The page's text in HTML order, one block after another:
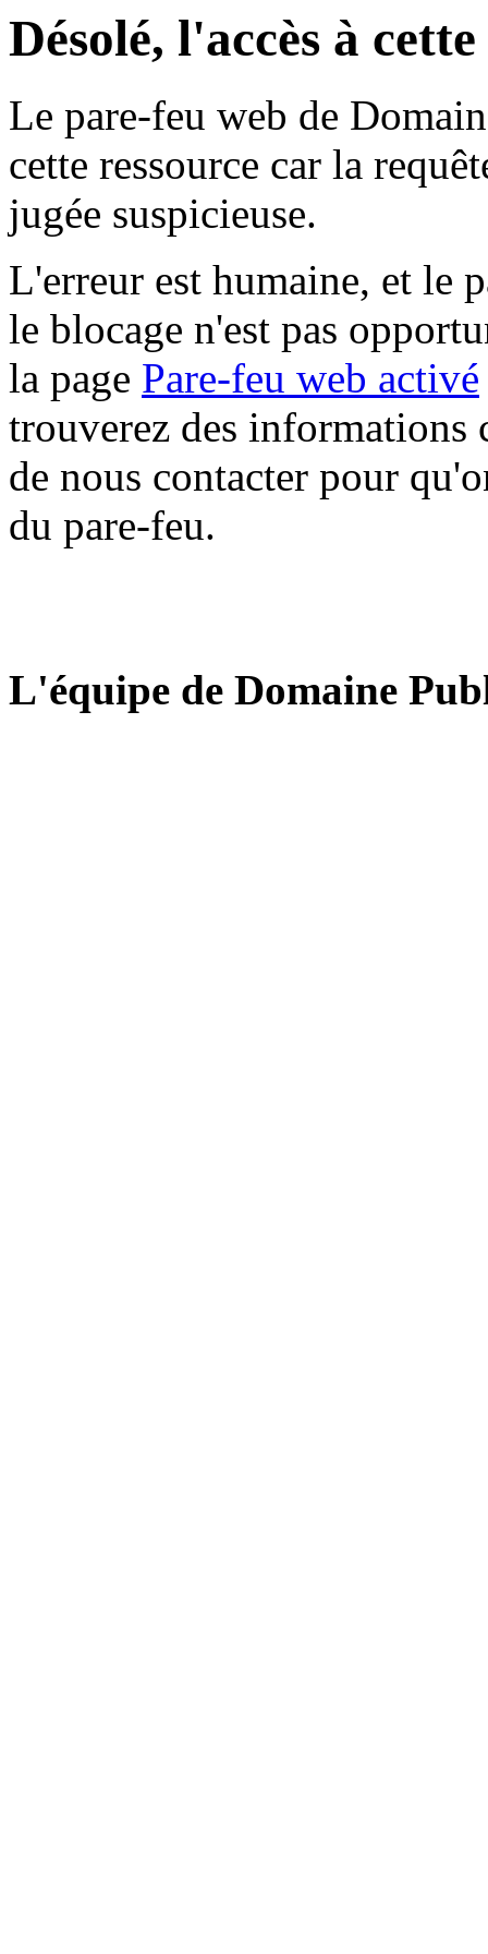
Désolé, l'accès à
Le pare-feu web de
cette ressource car la
jugée suspicieuse.
L'erreur est humaine, et le
le blocage n'est pas
la page Pare-feu web activé
trouverez des informations
de nous contacter pour
du pare-feu.
L'équipe de Domaine